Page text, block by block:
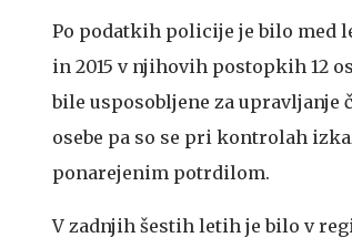
Po podatkih policije je bilo med
in 2015 v njihovih postopkih 12
bile usposobljene za upravljanje
osebe pa so se pri kontrolah
ponarejenim potrdilom.
V zadnjih šestih letih je bilo v